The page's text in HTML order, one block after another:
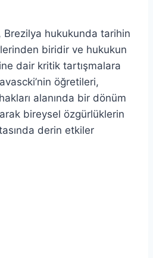
Brezilya hukukunda tarihin
biridir ve hukukun
dair kritik tartışmalara
öğretileri,
alanında bir dönüm
bireysel özgürlüklerin
derin etkiler